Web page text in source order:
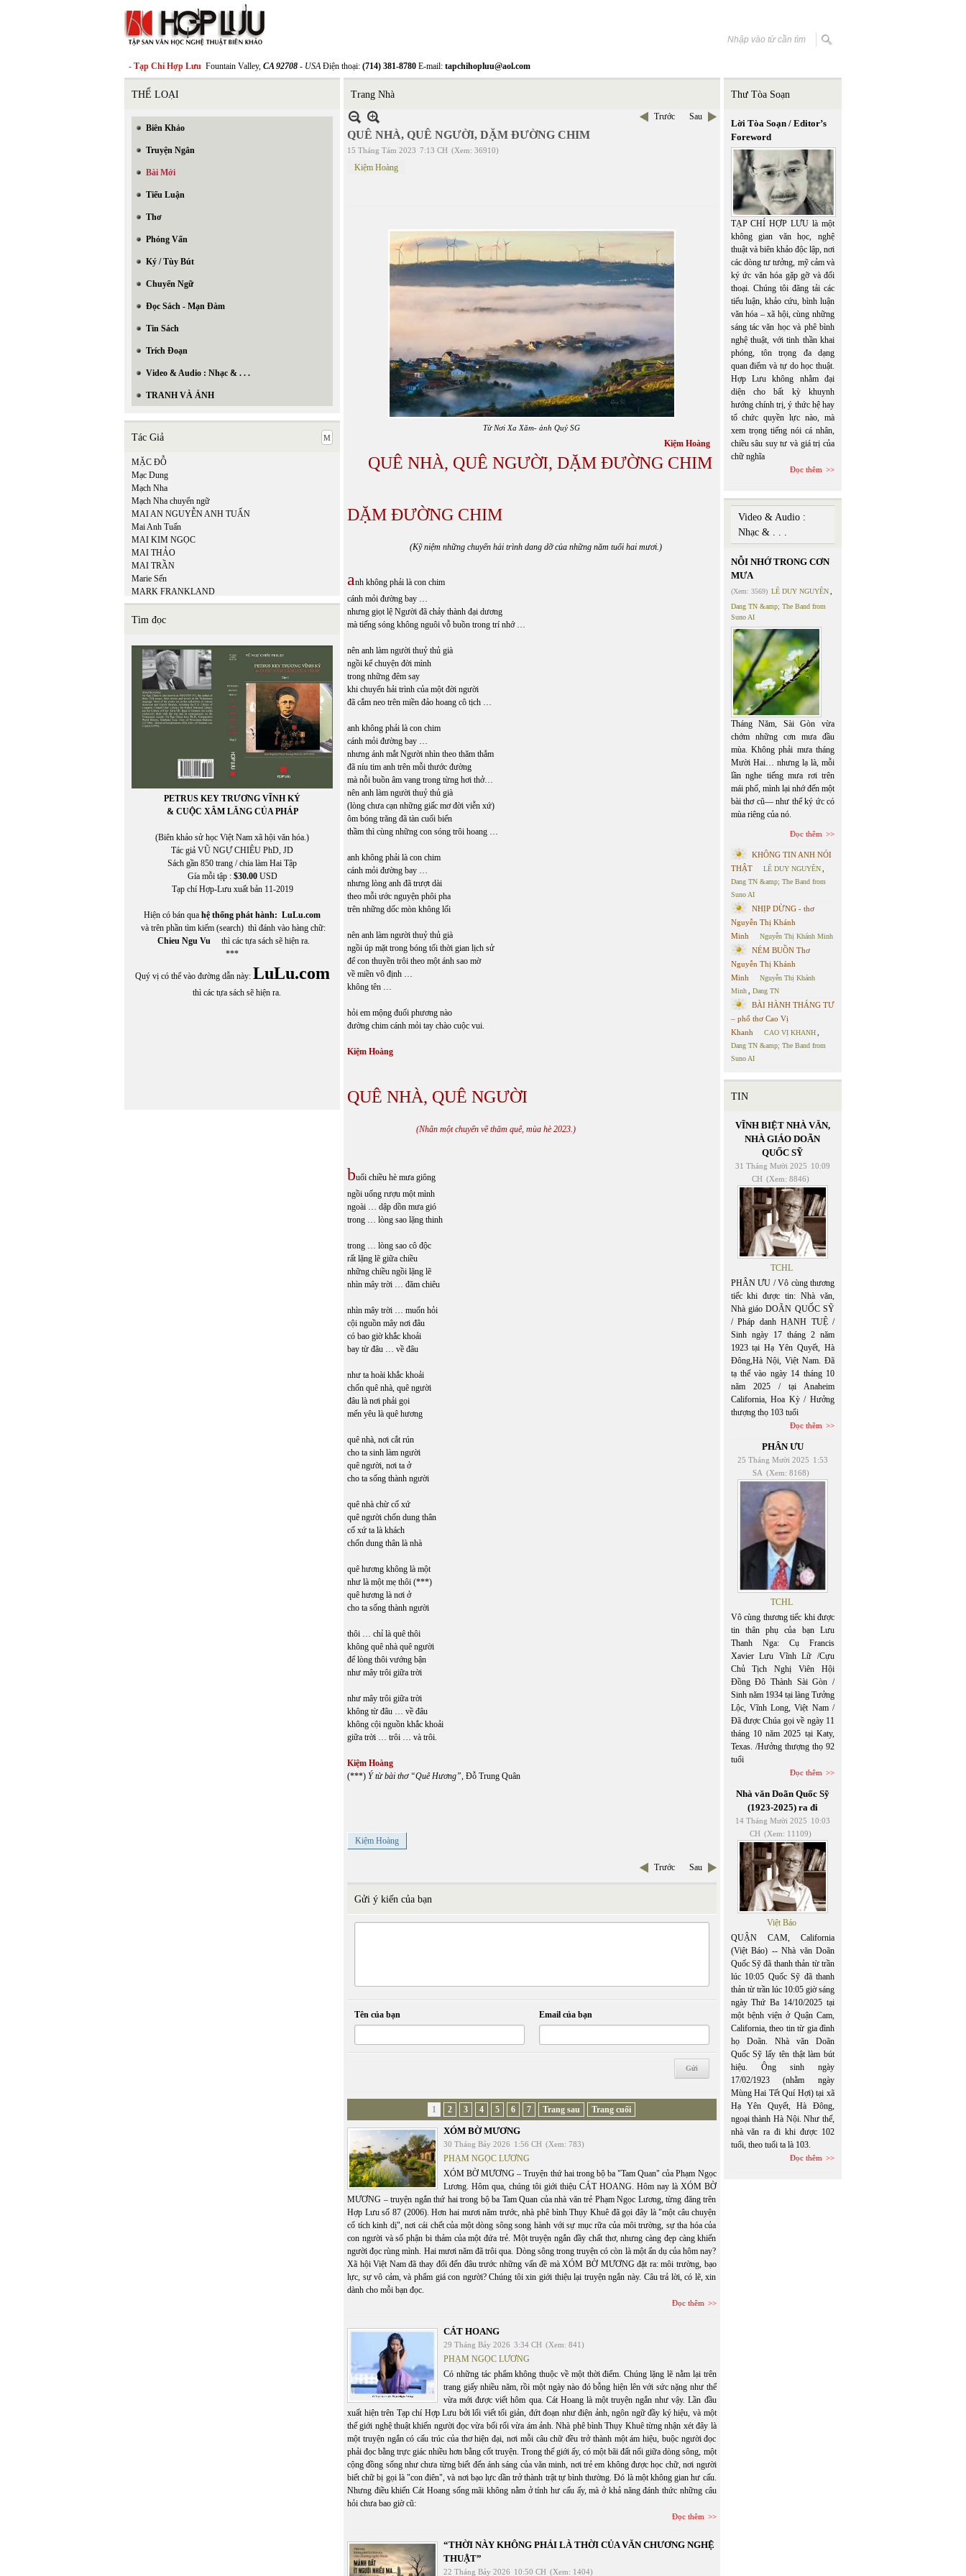
- Tạp Chí Hợp Lưu Fountain Valley, CA 92708 - USAĐiện thoại: (714) 381-8780 E-mail: tapchihopluu@aol.com
THỂ LOẠI
Biên Khảo
Truyện Ngắn
Bài Mới
Tiểu Luận
Thơ
Phỏng Vấn
Ký / Tùy Bút
Chuyển Ngữ
Đọc Sách - Mạn Đàm
Tin Sách
Trích Đoạn
Video & Audio : Nhạc & . . .
TRANH VÀ ẢNH
Tác Giả
MẶC ĐỖ
Mạc Dung
Mạch Nha
Mạch Nha chuyển ngữ
MAI AN NGUYỄN ANH TUẤN
Mai Anh Tuấn
MAI KIM NGỌC
MAI THẢO
MAI TRẦN
Marie Sến
MARK FRANKLAND
Matsuo Bashō
Mi Ly
BERGMAN
Miên Đáng
miên di
MIÊNG
Mikhail Epstein
Minh Đạo Nguyễn Thạch Hãn
MINH HÀ
MINH THÙY
Miura Chora
Mukôda Kuniko
MỸ CA
Tìm đọc
PETRUS KEY TRƯƠNG VĨNH KÝ
& CUỘC XÂM LĂNG CỦA PHÁP
(Biên khảo sử học Việt Nam xã hội văn hóa.)
Tác giả VŨ NGỰ CHIÊU PhD, JD
Sách gần 850 trang / chia làm Hai Tập
Gía mỗi tập : $30.00USD
Tạp chí Hợp-Lưu xuất bản 11-2019
Hiện có bán qua hệ thống phát hành: LuLu.com
và trên phần tìm kiếm (search) thì đánh vào hàng chữ:
Chieu Ngu Vu thì các tựa sách sẽ hiện ra.
***
Quý vị có thể vào đường dẫn này: LuLu.com
thì các tựa sách sẽ hiện ra.
Trang Nhà
Trước Sau
QUÊ NHÀ, QUÊ NGƯỜI, DẶM ĐƯỜNG CHIM
15 Tháng Tám 2023 7:13 CH (Xem: 36910)
Kiệm Hoàng
Từ Nơi Xa Xăm- ảnh Quý SG
Kiệm Hoàng
QUÊ NHÀ, QUÊ NGƯỜI, DẶM ĐƯỜNG CHIM
DẶM ĐƯỜNG CHIM
(Kỹ niệm những chuyến hải trình dang dỡ của những năm tuổi hai mươi.)
anh không phải là con chim
cánh mỏi đường bay …
nhưng giọt lệ Người đã chảy thành đại dương
mà tiếng sóng không nguôi vỗ buồn trong trí nhớ …
nên anh làm người thuỷ thủ già
ngồi kể chuyện đời mình
trong những đêm say
khi chuyến hải trình của một đời người
đã cắm neo trên miền đảo hoang cô tịch …
anh không phải là con chim
cánh mỏi đường bay …
nhưng ánh mắt Người nhìn theo thăm thẳm
đã níu tim anh trên mỗi thước đường
mà nỗi buồn âm vang trong từng hơi thở…
nên anh làm người thuỷ thủ già
(lòng chưa cạn những giấc mơ đời viễn xứ)
ôm bóng trăng đã tàn cuối biển
thầm thì cùng những con sóng trôi hoang …
anh không phải là con chim
cánh mỏi đường bay …
nhưng lòng anh đã trượt dài
theo mỗi ước nguyện phôi pha
trên những dốc mòn không lối
nên anh làm người thuỷ thủ già
ngồi úp mặt trong bóng tối thời gian lịch sử
để con thuyền trôi theo một ánh sao mờ
về miền vô định …
không tên …
hỏi em mộng đuối phương nào
đường chim cánh mỏi tay chào cuộc vui.
Kiệm Hoàng
QUÊ NHÀ, QUÊ NGƯỜI
(Nhân một chuyến về thăm quê, mùa hè 2023.)
buổi chiều hè mưa giông
ngồi uống rượu một mình
ngoài … dập dồn mưa gió
trong … lòng sao lặng thinh
trong … lòng sao cô độc
rất lặng lẽ giữa chiều
những chiều ngồi lặng lẽ
nhìn mây trời … đăm chiêu
nhìn mây trời … muốn hỏi
cội nguồn mây nơi đâu
có bao giờ khắc khoải
bay từ đâu … về đâu
như ta hoài khắc khoải
chốn quê nhà, quê người
đâu là nơi phải gọi
mến yêu là quê hương
quê nhà, nơi cắt rún
cho ta sinh làm người
quê người, nơi ta ở
cho ta sống thành người
quê nhà chừ cố xứ
quê người chốn dung thân
cố xứ ta là khách
chốn dung thân là nhà
quê hương không là một
như là một mẹ thôi (***)
quê hương là nơi ở
cho ta sống thành người
thôi … chỉ là quê thôi
không quê nhà quê người
để lòng thôi vướng bận
như mây trôi giữa trời
như mây trôi giữa trời
không từ đâu … về đâu
không cội nguồn khắc khoải
giữa trời … trôi … và trôi.
Kiệm Hoàng
(***) Ý từ bài thơ “Quê Hương”, Đỗ Trung Quân
Kiệm Hoàng
Trước Sau
Gửi ý kiến của bạn
Tên của bạn Email của bạn
1 2 3 4 5 6 7 Trang sau Trang cuối
XÓM BỜ MƯƠNG
30 Tháng Bảy 2026 1:56 CH (Xem: 783)
PHẠM NGỌC LƯƠNG
XÓM BỜ MƯƠNG – Truyện thứ hai trong bộ ba "Tam Quan" của Phạm Ngọc
Lương. Hôm qua, chúng tôi giới thiệu CÁT HOANG. Hôm nay là XÓM BỜ
MƯƠNG – truyện ngắn thứ hai trong bộ ba Tam Quan của nhà văn trẻ Phạm Ngọc Lương, từng đăng trên
Hợp Lưu số 87 (2006). Hơn hai mươi năm trước, nhà phê bình Thụy Khuê đã gọi đây là "một câu chuyện
cổ tích kinh dị", nơi cái chết của một dòng sông song hành với sự mục rữa của môi trường, sự tha hóa của
con người và số phận bi thảm của một đứa trẻ. Một truyện ngắn đầy chất thơ, nhưng càng đẹp càng khiến
người đọc rùng mình. Hai mươi năm đã trôi qua. Dòng sông trong truyện có còn là một ẩn dụ của hôm nay?
Xã hội Việt Nam đã thay đổi đến đâu trước những vấn đề mà XÓM BỜ MƯƠNG đặt ra: môi trường, bạo
lực, sự vô cảm, và phẩm giá con người? Chúng tôi xin giới thiệu lại truyện ngắn này. Câu trả lời, có lẽ, xin
dành cho mỗi bạn đọc.
Đọc thêm
CÁT HOANG
29 Tháng Bảy 2026 3:34 CH (Xem: 841)
PHẠM NGỌC LƯƠNG
Có những tác phẩm không thuộc về một thời điểm. Chúng lặng lẽ nằm lại trên
trang giấy nhiều năm, rồi một ngày nào đó bỗng hiện lên với sức nặng như thể
vừa mới được viết hôm qua. Cát Hoang là một truyện ngắn như vậy. Lần đầu
xuất hiện trên Tạp chí Hợp Lưu bởi lối viết tối giản, đứt đoạn như điện ảnh, ngôn ngữ đầy ký hiệu, và một
thế giới nghệ thuật khiến người đọc vừa bối rối vừa ám ảnh. Nhà phê bình Thụy Khuê từng nhận xét đây là
một truyện ngắn có cấu trúc của thơ hiện đại, nơi mỗi câu chữ đều trở thành một ám hiệu, buộc người đọc
phải đọc bằng trực giác nhiều hơn bằng cốt truyện. Trong thế giới ấy, có một bãi đất nổi giữa dòng sông, một
cộng đồng sống như chưa từng biết đến ánh sáng của văn minh, nơi trẻ em không được học chữ, nơi người
biết chữ bị gọi là "con điên", và nơi bạo lực dần trở thành trật tự bình thường. Đó là một không gian hư cấu.
Nhưng điều khiến Cát Hoang sống mãi không nằm ở tính hư cấu ấy, mà ở khả năng đánh thức những câu
hỏi chưa bao giờ cũ:
Đọc thêm
“THỜI NÀY KHÔNG PHẢI LÀ THỜI CỦA VĂN CHƯƠNG NGHỆ
THUẬT”
22 Tháng Bảy 2026 10:50 CH (Xem: 1404)
Thư Tòa Soạn
Lời Tòa Soạn / Editor’s
Foreword
TẠP CHÍ HỢP LƯU là một
không gian văn học, nghệ
thuật và biên khảo độc lập, nơi
các dòng tư tưởng, mỹ cảm và
ký ức văn hóa gặp gỡ và đối
thoại. Chúng tôi đăng tải các
tiểu luận, khảo cứu, bình luận
văn hóa – xã hội, cùng những
sáng tác văn học và phê bình
nghệ thuật, với tinh thần khai
phóng, tôn trọng đa dạng
quan điểm và tự do học thuật.
Hợp Lưu không nhằm đại
diện cho bất kỳ khuynh
hướng chính trị, ý thức hệ hay
tổ chức quyền lực nào, mà
xem trọng tiếng nói cá nhân,
chiều sâu suy tư và giá trị của
chữ nghĩa
Đọc thêm
Video & Audio :
Nhạc & . . .
NỖI NHỚ TRONG CƠN
MƯA
(Xem: 3569) LÊ DUY NGUYÊN
Dang TN &amp; The Band from
Suno AI
Tháng Năm, Sài Gòn vừa
chớm những cơn mưa đầu
mùa. Không phải mưa tháng
Mười Hai… nhưng lạ là, mỗi
lần nghe tiếng mưa rơi trên
mái phố, mình lại nhớ đến một
bài thơ cũ— như thể ký ức có
mùa riêng của nó.
Đọc thêm
KHÔNG TIN ANH NÓI
THẬT
LÊ DUY NGUYÊN
Dang TN &amp; The Band from
Suno AI
NHỊP DỪNG - thơ
Nguyễn Thị Khánh
Minh
Nguyễn Thị Khánh Minh
NÉM BUỒN Thơ
Nguyễn Thị Khánh
Minh
Nguyễn Thị Khánh
Minh
Dang TN
BÀI HÀNH THÁNG TƯ
– phổ thơ Cao Vị
Khanh
CAO VỊ KHANH
Dang TN &amp; The Band from
Suno AI
TIN
VĨNH BIỆT NHÀ VĂN,
NHÀ GIÁO DOÃN
QUỐC SỸ
31 Tháng Mười 2025 10:09
CH (Xem: 8846)
TCHL
PHÂN ƯU / Vô cùng thương
tiếc khi được tin: Nhà văn,
Nhà giáo DOÃN QUỐC SỸ
/ Pháp danh HẠNH TUỆ /
Sinh ngày 17 tháng 2 năm
1923 tại Hạ Yên Quyết, Hà
Đông,Hà Nội, Việt Nam. Đã
tạ thế vào ngày 14 tháng 10
năm 2025 / tại Anaheim
California, Hoa Kỳ / Hưởng
thượng thọ 103 tuổi
Đọc thêm
PHÂN ƯU
25 Tháng Mười 2025 1:53
SA (Xem: 8168)
TCHL
Vô cùng thương tiếc khi được
tin thân phụ của bạn Lưu
Thanh Nga: Cụ Francis
Xavier Lưu Vĩnh Lữ /Cựu
Chủ Tịch Nghị Viên Hội
Đồng Đô Thành Sài Gòn /
Sinh năm 1934 tại làng Tưởng
Lộc, Vĩnh Long, Việt Nam /
Đã được Chúa gọi về ngày 11
tháng 10 năm 2025 tại Katy,
Texas. /Hưởng thượng thọ 92
tuổi
Đọc thêm
Nhà văn Doãn Quốc Sỹ
(1923-2025) ra đi
14 Tháng Mười 2025 10:03
CH (Xem: 11109)
Việt Báo
QUẬN CAM, California
(Việt Báo) -- Nhà văn Doãn
Quốc Sỹ đã thanh thản từ trần
lúc 10:05 Quốc Sỹ đã thanh
thản từ trần lúc 10:05 giờ sáng
ngày Thứ Ba 14/10/2025 tại
một bệnh viện ở Quận Cam,
California, theo tin từ gia đình
họ Doãn. Nhà văn Doãn
Quốc Sỹ lấy tên thật làm bút
hiệu. Ông sinh ngày
17/02/1923 (nhằm ngày
Mùng Hai Tết Quí Hợi) tại xã
Hạ Yên Quyết, Hà Đông,
ngoại thành Hà Nội. Như thế,
nhà văn ra đi khi được 102
tuổi, theo tuổi ta là 103.
Đọc thêm